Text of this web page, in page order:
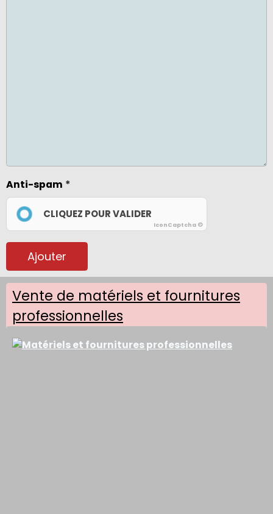
Anti-spam
CLIQUEZ POUR VALIDER
IconCaptcha ©
Ajouter
Vente de matériels et fournitures
professionnelles